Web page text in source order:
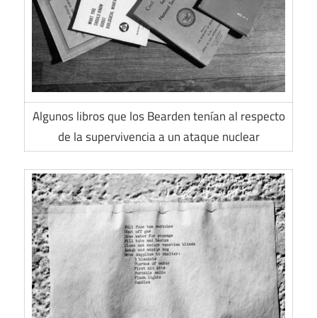
Algunos libros que los Bearden tenían al respecto
de la supervivencia a un ataque nuclear